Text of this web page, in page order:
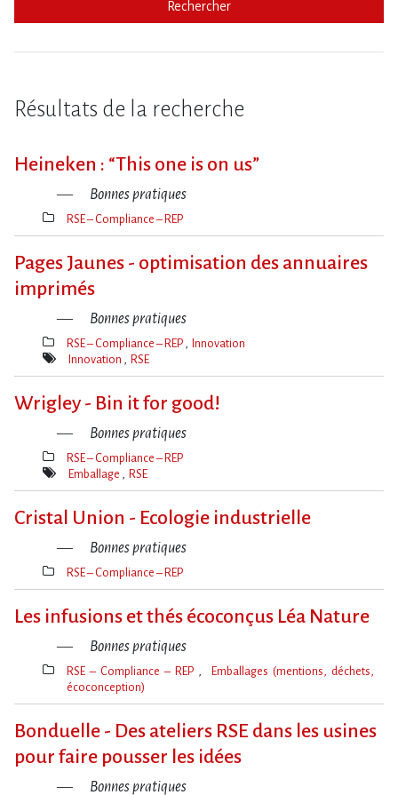
Rechercher
Résultats de la recherche
Heineken : “This one is on us”
Bonnes pratiques
Thèmes(s)
RSE – Compliance – REP
Pages Jaunes - optimisation des annuaires
imprimés
Bonnes pratiques
Thèmes(s)
RSE – Compliance – REP Innovation
Mot(s)-
Innovation RSE
Wrigley - Bin it for good!
Bonnes pratiques
Thèmes(s)
RSE – Compliance – REP
Mot(s)-
Emballage RSE
Cristal Union - Ecologie industrielle
Bonnes pratiques
Thèmes(s)
RSE – Compliance – REP
Les infusions et thés écoconçus Léa Nature
Bonnes pratiques
Thèmes(s)
RSE – Compliance – REP
Emballages (mentions, déchets,
écoconception)
Bonduelle - Des ateliers RSE dans les usines
pour faire pousser les idées
Bonnes pratiques